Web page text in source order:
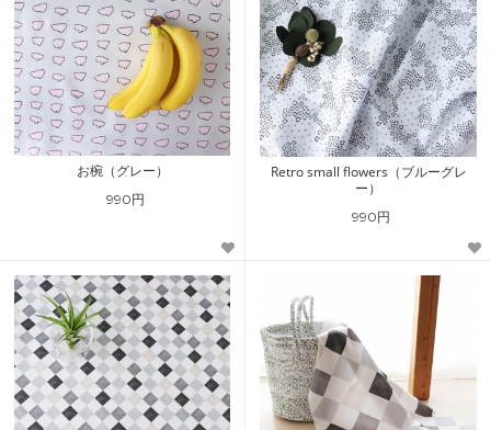
お椀（グレー）
990円
Retro small flowers（ブルーグレ
ー）
990円